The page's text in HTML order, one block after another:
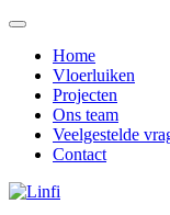
Home
Vloerluiken
Projecten
Ons team
Veelgestelde
Contact